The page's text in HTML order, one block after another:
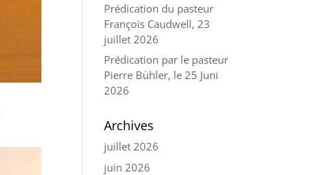
Prédication du pasteur
François Caudwell, 23
juillet 2026
Prédication par le pasteur
Pierre Bühler, le 25 Juni
2026
Archives
juillet 2026
juin 2026